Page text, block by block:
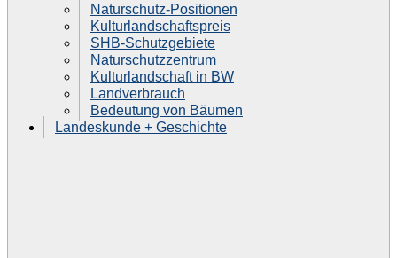
Naturschutz-Positionen
Kulturlandschaftspreis
SHB-Schutzgebiete
Naturschutzzentrum
Kulturlandschaft in BW
Landverbrauch
Bedeutung von Bäumen
Landeskunde + Geschichte